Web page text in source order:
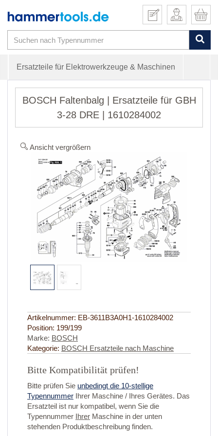
Ersatzteile für Elektrowerkzeuge & Maschinen
BOSCH Faltenbalg | Ersatzteile für GBH
3-28 DRE | 1610284002
Ansicht vergrößern
Artikelnummer: EB-3611B3A0H1-1610284002
Position: 199/199
Marke: BOSCH
Kategorie: BOSCH Ersatzteile nach Maschine
Bitte Kompatibilität prüfen!
Bitte prüfen Sie unbedingt die 10-stellige
Typennummer Ihrer Maschine / Ihres Gerätes. Das
Ersatzteil ist nur kompatibel, wenn Sie die
Typennummer Ihrer Maschine in der unten
stehenden Produktbeschreibung finden.